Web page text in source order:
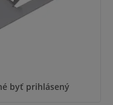
byť prihlásený